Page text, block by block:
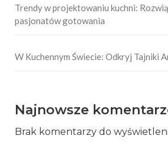
Trendy w projektowaniu kuchni:
pasjonatów gotowania
W Kuchennym Świecie: Odkryj Tajniki
Najnowsze
Brak komentarzy do